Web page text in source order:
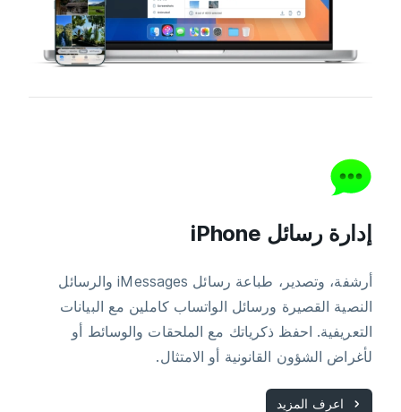
إدارة رسائل iPhone
أرشفة، وتصدير، طباعة رسائل iMessages والرسائل
النصية القصيرة ورسائل الواتساب كاملين مع البيانات
التعريفية. احفظ ذكرياتك مع الملحقات والوسائط أو
لأغراض الشؤون القانونية أو الامتثال.
اعرف المزيد